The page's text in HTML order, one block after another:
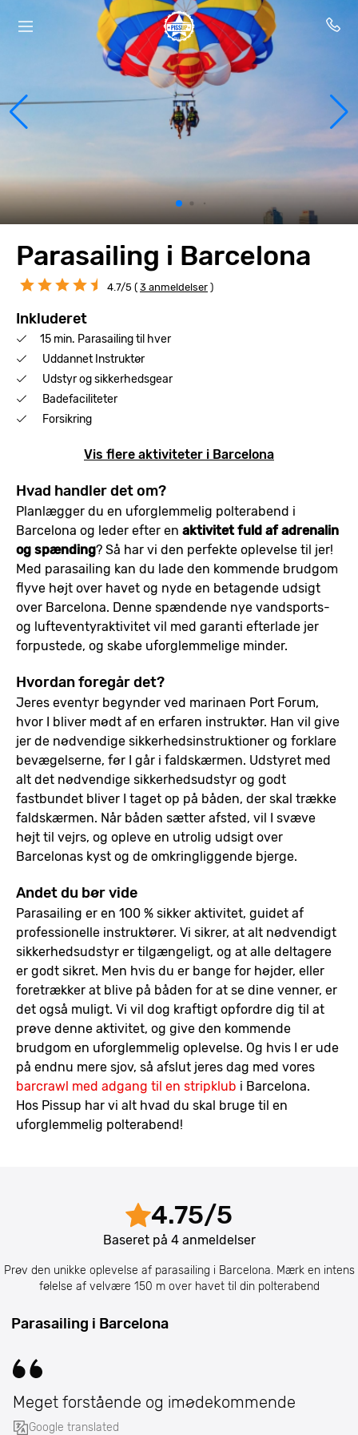
Parasailing i Barcelona
4.7/5 ( 3 anmeldelser )
Inkluderet
15 min. Parasailing til hver
Uddannet Instruktør
Udstyr og sikkerhedsgear
Badefaciliteter
Forsikring
Vis flere aktiviteter i Barcelona
Hvad handler det om?
Planlægger du en uforglemmelig polterabend i
Barcelona og leder efter en aktivitet fuld af adrenalin
og spænding? Så har vi den perfekte oplevelse til jer!
Med parasailing kan du lade den kommende brudgom
flyve højt over havet og nyde en betagende udsigt
over Barcelona. Denne spændende nye vandsports-
og lufteventyraktivitet vil med garanti efterlade jer
forpustede, og skabe uforglemmelige minder.
Hvordan foregår det?
Jeres eventyr begynder ved marinaen Port Forum,
hvor I bliver mødt af en erfaren instruktør. Han vil give
jer de nødvendige sikkerhedsinstruktioner og forklare
bevægelserne, før I går i faldskærmen. Udstyret med
alt det nødvendige sikkerhedsudstyr og godt
fastbundet bliver I taget op på båden, der skal trække
faldskærmen. Når båden sætter afsted, vil I svæve
højt til vejrs, og opleve en utrolig udsigt over
Barcelonas kyst og de omkringliggende bjerge.
Andet du bør vide
Parasailing er en 100 % sikker aktivitet, guidet af
professionelle instruktører. Vi sikrer, at alt nødvendigt
sikkerhedsudstyr er tilgængeligt, og at alle deltagere
er godt sikret. Men hvis du er bange for højder, eller
foretrækker at blive på båden for at se dine venner, er
det også muligt. Vi vil dog kraftigt opfordre dig til at
prøve denne aktivitet, og give den kommende
brudgom en uforglemmelig oplevelse. Og hvis I er ude
på endnu mere sjov, så afslut jeres dag med vores
barcrawl med adgang til en stripklub i Barcelona.
Hos Pissup har vi alt hvad du skal bruge til en
uforglemmelig polterabend!
4.75/5
Baseret på 4anmeldelser
Prøv den unikke oplevelse af parasailing i Barcelona. Mærk en intens
følelse af velvære 150 m over havet til din polterabend
Parasailing i Barcelona
Meget forstående og imødekommende
Google translated